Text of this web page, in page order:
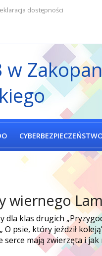
dostępności
w
wiernego
klas drugich
psie, który jeździł
serce mają zwierzęta i